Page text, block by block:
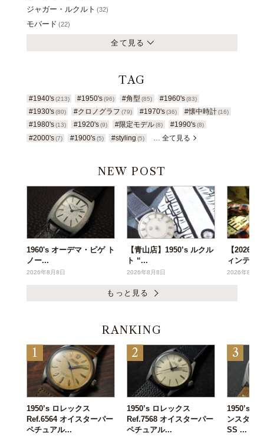
ジャガー・ルクルト (32)
モバード (22)
全て見る
TAG
#1940's (213) #1950's(96) #角型 (85) #1960's (83)
#1930's (80) #クロノグラフ (79) #1970's(36) #懐中時計 (16)
#1980's (13) #1920's(9) #限定モデル(8) #1990's (8)
#2000's (7) #1900's(5) #styling (5) … 全て見る
NEW POST
1960's オーデマ・ピゲ ト
ノー...
2026年8月8日
【青山店】1950’s ルクル
ト “...
2026年8月8日
【2026年
ィンテー...
2026年8月6
もっと見る
RANKING
1950’s ロレックス
Ref.6564 オイスターパー
ペチュアル...
1950’s ロレックス
Ref.7568 オイスターパー
ペチュアル...
1950’s ヴ
ンスタン
SS ...